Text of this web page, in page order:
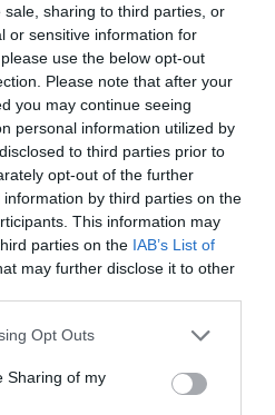
sharing to third parties, or
or sensitive information for
use the below opt-out
Please note that after your
you may continue seeing
personal information utilized by
to third parties prior to
opt-out of the further
by third parties on the
This information may
parties on the IAB’s List of
may further disclose it to other
Opt Outs
Sharing of my
aguanta por encima de
a pesar de la invasión de
10/08/26 11:02
a los españoles que les
el presidente del
desde La Mareta
10/08/26 08:35
de desmitificar la
de
es un trabajo